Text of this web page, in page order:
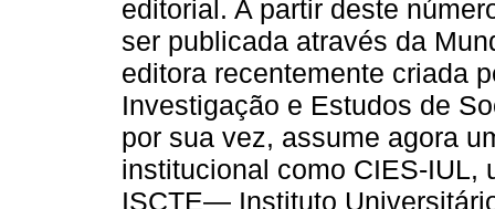
editorial. A partir deste
ser publicada através da
editora recentemente criada
Investigação e Estudos de
por sua vez, assume agora
institucional como CIES-IUL,
ISCTE— Instituto